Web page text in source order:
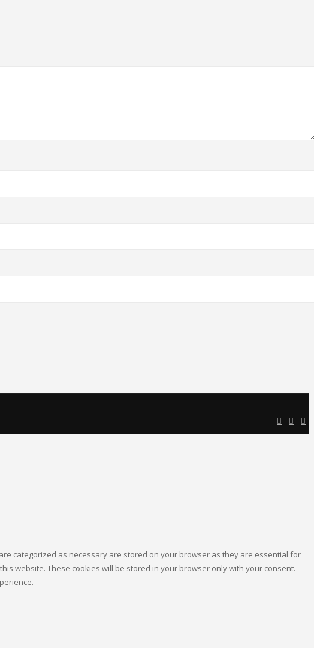
categorized as necessary are stored on your browser as they are essential for
website. These cookies will be stored in your browser only with your consent.